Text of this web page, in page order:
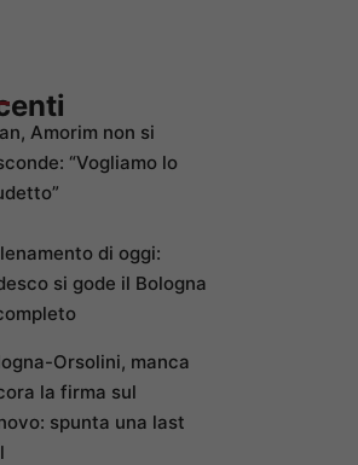
Amorim non si
“Vogliamo lo
di oggi:
si gode il Bologna
Orsolini, manca
la firma sul
spunta una last